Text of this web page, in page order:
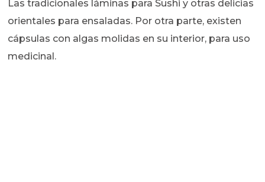
Las tradicionales láminas para Sushi y otras delicias
orientales para ensaladas. Por otra parte, existen
cápsulas con algas molidas en su interior, para uso
medicinal.